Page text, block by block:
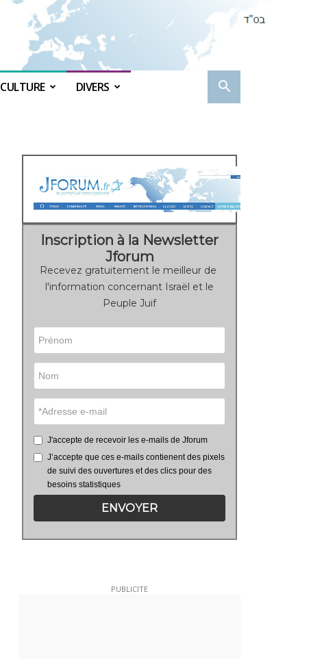
CULTURE DIVERS
Inscription à la Newsletter
Jforum
Recevez gratuitement le meilleur de
l'information concernant Israël et le
Peuple Juif
J'accepte de recevoir les e-mails de Jforum
J’accepte que ces e-mails contienent des pixels
de suivi des ouvertures et des clics pour des
besoins statistiques
ENVOYER